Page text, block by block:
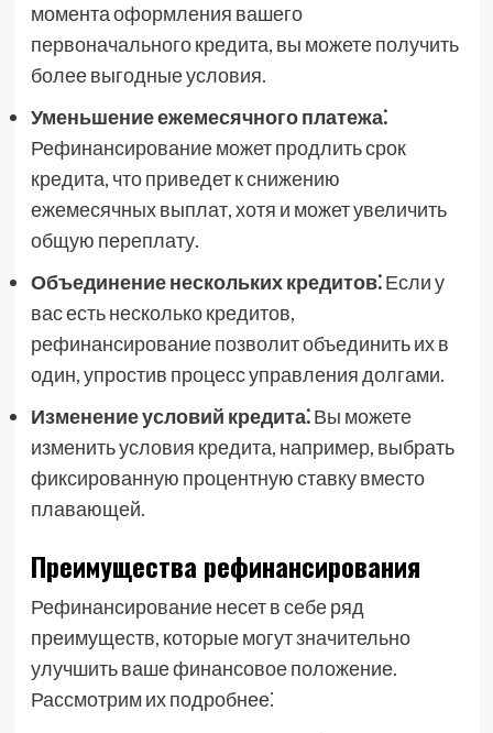
момента оформления вашего
первоначального кредита, вы можете получить
более выгодные условия.
Уменьшение ежемесячного платежа⁚
Рефинансирование может продлить срок
кредита, что приведет к снижению
ежемесячных выплат, хотя и может увеличить
общую переплату.
Объединение нескольких кредитов⁚Если у
вас есть несколько кредитов,
рефинансирование позволит объединить их в
один, упростив процесс управления долгами.
Изменение условий кредита⁚Вы можете
изменить условия кредита, например, выбрать
фиксированную процентную ставку вместо
плавающей.
Преимущества рефинансирования
Рефинансирование несет в себе ряд
преимуществ, которые могут значительно
улучшить ваше финансовое положение.
Рассмотрим их подробнее⁚